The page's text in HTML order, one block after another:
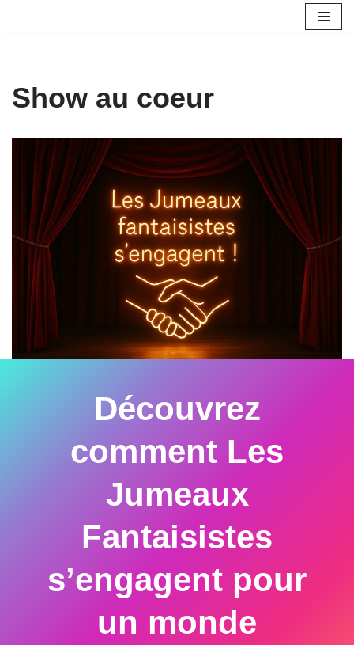
Show au coeur
Découvrez
comment Les
Jumeaux
Fantaisistes
s’engagent pour
un monde